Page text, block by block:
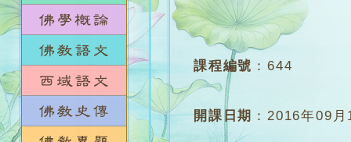
課程編號 ：644
開課日期 ：2016年09月